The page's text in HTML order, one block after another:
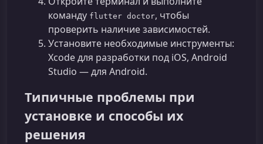
команду flutter doctor, чтобы
проверить наличие зависимостей.
Установите необходимые инструменты:
Xcode для разработки под iOS, Android
Studio — для Android.
Типичные проблемы при
установке и способы их
решения